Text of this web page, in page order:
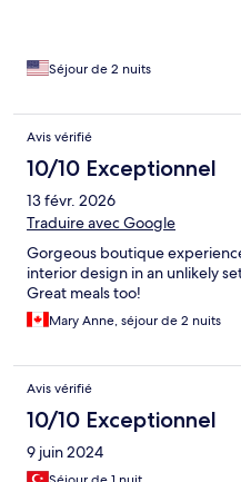
around the retreat, I highly
Séjour de 2 nuits
Avis vérifié
10/10 Exceptionnel
13 févr. 2026
Traduire avec Google
Gorgeous boutique
interior design in an unlikely
Great meals too!
Mary Anne, séjour de 2 nuits
Avis vérifié
10/10 Exceptionnel
9 juin 2024